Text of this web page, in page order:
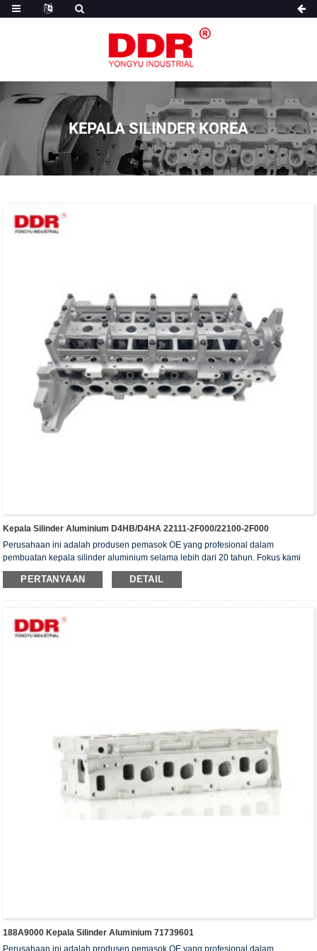
KEPALA SILINDER KOREA
Kepala Silinder Aluminium D4HB/D4HA 22111-2F000/22100-2F000
Perusahaan ini adalah produsen pemasok OE yang profesional dalam
pembuatan kepala silinder aluminium selama lebih dari 20 tahun. Fokus kami
adalah pada kualitas dan layanan. Kepala silinder kami telah memperoleh
sertifikat otentikasi ISO16949, "Kepala silinder dengan penyegelan tinggi",
PERTANYAAN DETAIL
188A9000 Kepala Silinder Aluminium 71739601